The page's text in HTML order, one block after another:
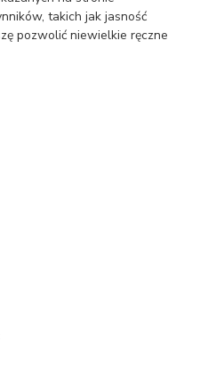
takich jak jasność
pozwolić niewielkie ręczne